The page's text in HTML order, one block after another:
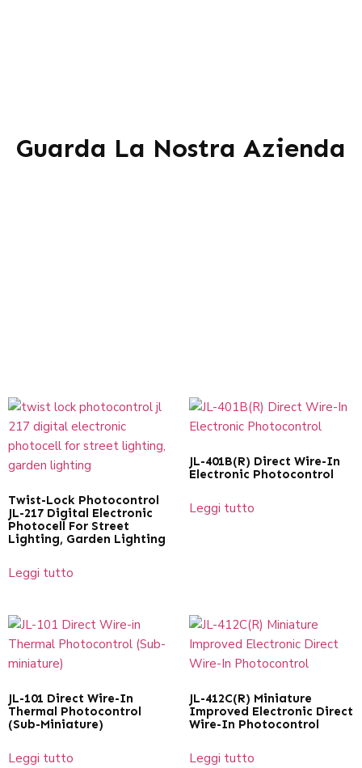
Guarda La Nostra Azienda
Twist-Lock Photocontrol
JL-217 Digital Electronic
Photocell For Street
Lighting, Garden Lighting
Leggi tutto
JL-401B(R) Direct Wire-In
Electronic Photocontrol
Leggi tutto
JL-101 Direct Wire-In
Thermal Photocontrol
(Sub-Miniature)
Leggi tutto
JL-412C(R) Miniature
Improved Electronic Direct
Wire-In Photocontrol
Leggi tutto